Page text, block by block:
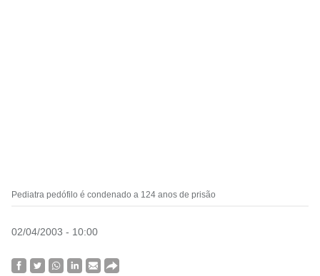
Pediatra pedófilo é condenado a 124 anos de prisão
02/04/2003 - 10:00